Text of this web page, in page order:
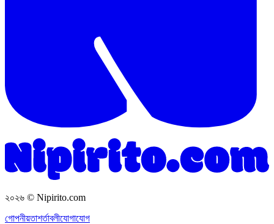
২০২৬ © Nipirito.com
গোপনীয়তাশর্তাবলীযোগাযোগ